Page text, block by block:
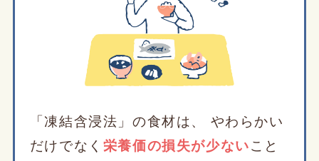
「凍結含浸法」の食材は、
やわらかい
だけでなく 栄養価の損失が少ないこと